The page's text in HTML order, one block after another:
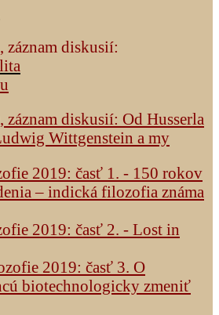
diskusií:
diskusií: Od Husserla
Wittgenstein a my
2019: časť 1. - 150 rokov
– indická filozofia známa
2019: časť 2. - Lost in
2019: časť 3. O
biotechnologicky zmeniť